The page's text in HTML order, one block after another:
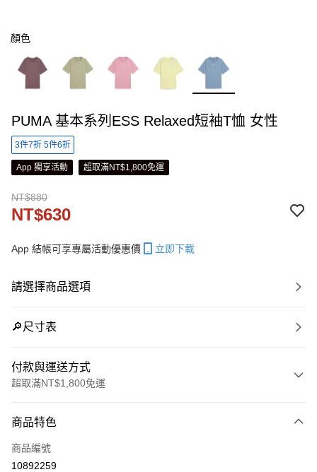
顏色
PUMA 基本系列ESS Relaxed短袖T恤 女性
3件7折 5件6折
App 獨享活動 超取滿NT$1,800免運
NT$880
NT$630
App 結帳可享專屬活動優惠價 立即下載
請選擇商品選項
🔎尺寸表
付款與運送方式
超取滿NT$1,800免運
信用卡一次付款
LINE Pay
商品特色
商品編號
10892259